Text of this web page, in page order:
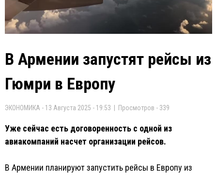
В Армении запустят рейсы из
Гюмри в Европу
ЭКОНОМИКА - 13 Августа 2025 - 19:53 | Просмотров - 339
Уже сейчас есть договоренность с одной из
авиакомпаний насчет организации рейсов.
В Армении планируют запустить рейсы в Европу из